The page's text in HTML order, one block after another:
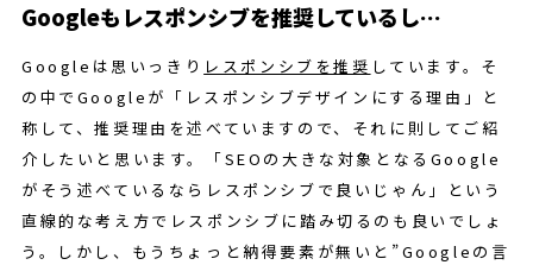
Googleもレスポンシブを推奨しているし…
Googleは思いっきり レスポンシブを推奨 しています。そ
の中でGoogleが「レスポンシブデザインにする理由」と
称して、推奨理由を述べていますので、それに則してご紹
介したいと思います。「SEOの大きな対象となるGoogle
がそう述べているならレスポンシブで良いじゃん」という
直線的な考え方でレスポンシブに踏み切るのも良いでしょ
う。しかし、もうちょっと納得要素が無いと”Googleの言